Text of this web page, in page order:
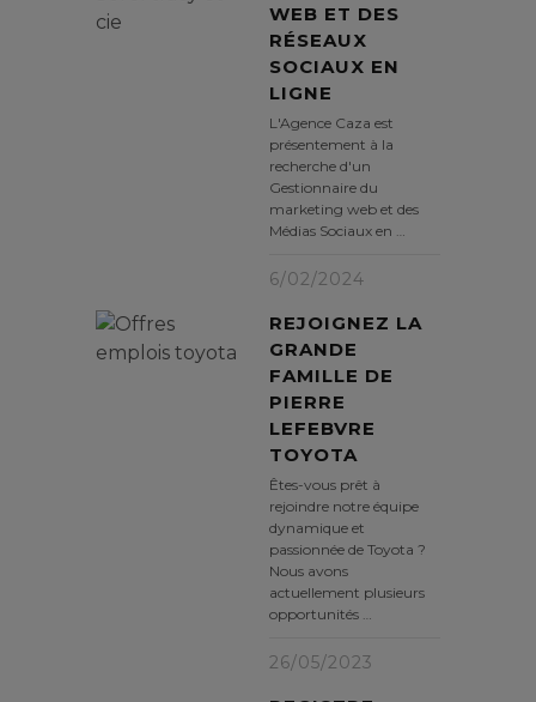
WEB ET DES
RÉSEAUX
SOCIAUX EN
LIGNE
L'Agence Caza est
présentement à la
recherche d'un
Gestionnaire du
marketing web et des
Médias Sociaux en …
6/02/2024
REJOIGNEZ LA
GRANDE
FAMILLE DE
PIERRE
LEFEBVRE
TOYOTA
Êtes-vous prêt à
rejoindre notre équipe
dynamique et
passionnée de Toyota ?
Nous avons
actuellement plusieurs
opportunités …
26/05/2023